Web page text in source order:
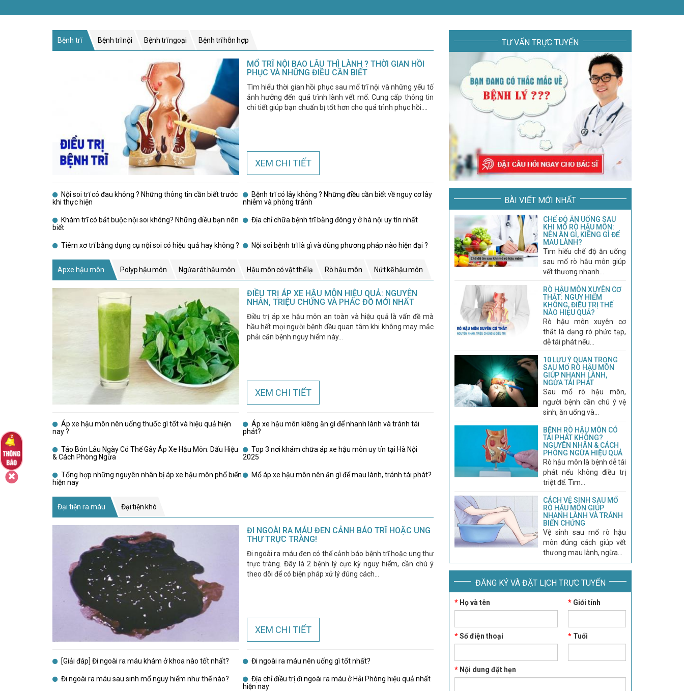
Bệnh trĩ Bệnh trĩ nội Bệnh trĩ ngoại Bệnh trĩ hỗn hợp
MỔ TRĨ NỘI BAO LÂU THÌ LÀNH ? THỜI GIAN HỒI
PHỤC VÀ NHỮNG ĐIỀU CẦN BIẾT
Tìm hiểu thời gian hồi phục sau mổ trĩ nội và những yếu tố
ảnh hưởng đến quá trình lành vết mổ. Cung cấp thông tin
chi tiết giúp bạn chuẩn bị tốt hơn cho quá trình phục hồi....
XEM CHI TIẾT
Nội soi trĩ có đau không ? Những thông tin cần biết trước
khi thực hiện
Bệnh trĩ có lây không ? Những điều cần biết về nguy cơ lây
nhiễm và phòng tránh
Khám trĩ có bắt buộc nội soi không? Những điều bạn nên
biết
Địa chỉ chữa bệnh trĩ bằng đông y ở hà nội uy tín nhất
Tiêm xơ trĩ bằng dụng cụ nội soi có hiệu quả hay không ? Nội soi bệnh trĩ là gì và dùng phương pháp nào hiện đại ?
Apxe hậu môn Polyp hậu môn Ngứa rát hậu môn Hậu môn có vật thể lạ Rò hậu môn Nứt kẽ hậu môn
ĐIỀU TRỊ ÁP XE HẬU MÔN HIỆU QUẢ: NGUYÊN
NHÂN, TRIỆU CHỨNG VÀ PHÁC ĐỒ MỚI NHẤT
Điều trị áp xe hậu môn an toàn và hiệu quả là vấn đề mà
hầu hết mọi người bệnh đều quan tâm khi không may mắc
phải căn bệnh nguy hiểm này...
XEM CHI TIẾT
Áp xe hậu môn nên uống thuốc gì tốt và hiệu quả hiện
nay ?
Áp xe hậu môn kiêng ăn gì để nhanh lành và tránh tái
phát?
Táo Bón Lâu Ngày Có Thể Gây Áp Xe Hậu Môn: Dấu Hiệu
& Cách Phòng Ngừa
Top 3 nơi khám chữa áp xe hậu môn uy tín tại Hà Nội
2025
Tổng hợp những nguyên nhân bị áp xe hậu môn phổ biến
hiện nay
Mổ áp xe hậu môn nên ăn gì để mau lành, tránh tái phát?
Đại tiện ra máu Đại tiện khó
ĐI NGOÀI RA MÁU ĐEN CẢNH BÁO TRĨ HOẶC UNG
THƯ TRỰC TRÀNG!
Đi ngoài ra máu đen có thể cảnh báo bệnh trĩ hoặc ung thư
trực tràng. Đây là 2 bệnh lý cực kỳ nguy hiểm, cần chú ý
theo dõi để có biện pháp xử lý đúng cách...
XEM CHI TIẾT
[Giải đáp] Đi ngoài ra máu khám ở khoa nào tốt nhất? Đi ngoài ra máu nên uống gì tốt nhất?
Đi ngoài ra máu sau sinh mổ nguy hiểm như thế nào?
Địa chỉ điều trị đi ngoài ra máu ở Hải Phòng hiệu quả nhất
hiện nay
TƯ VẤN TRỰC TUYẾN
BÀI VIẾT MỚI NHẤT
CHẾ ĐỘ ĂN UỐNG SAU
KHI MỔ RÒ HẬU MÔN:
NÊN ĂN GÌ, KIÊNG GÌ ĐỂ
MAU LÀNH?
Tìm hiểu chế độ ăn uống
sau mổ rò hậu môn giúp
vết thương nhanh...
RÒ HẬU MÔN XUYÊN CƠ
THẮT: NGUY HIỂM
KHÔNG, ĐIỀU TRỊ THẾ
NÀO HIỆU QUẢ?
Rò hậu môn xuyên cơ
thắt là dạng rò phức tạp,
dễ tái phát nếu...
10 LƯU Ý QUAN TRỌNG
SAU MỔ RÒ HẬU MÔN
GIÚP NHANH LÀNH,
NGỪA TÁI PHÁT
Sau mổ rò hậu môn,
người bệnh cần chú ý vệ
sinh, ăn uống và...
BỆNH RÒ HẬU MÔN CÓ
TÁI PHÁT KHÔNG?
NGUYÊN NHÂN & CÁCH
PHÒNG NGỪA HIỆU QUẢ
Rò hậu môn là bệnh dễ tái
phát nếu không điều trị
triệt để. Tìm...
CÁCH VỆ SINH SAU MỔ
RÒ HẬU MÔN GIÚP
NHANH LÀNH VÀ TRÁNH
BIẾN CHỨNG
Vệ sinh sau mổ rò hậu
môn đúng cách giúp vết
thương mau lành, ngừa...
ĐĂNG KÝ VÀ ĐẶT LỊCH TRỰC TUYẾN
*Họ và tên *Giới tính
*Số điện thoại *Tuổi
*Nội dung đặt hẹn